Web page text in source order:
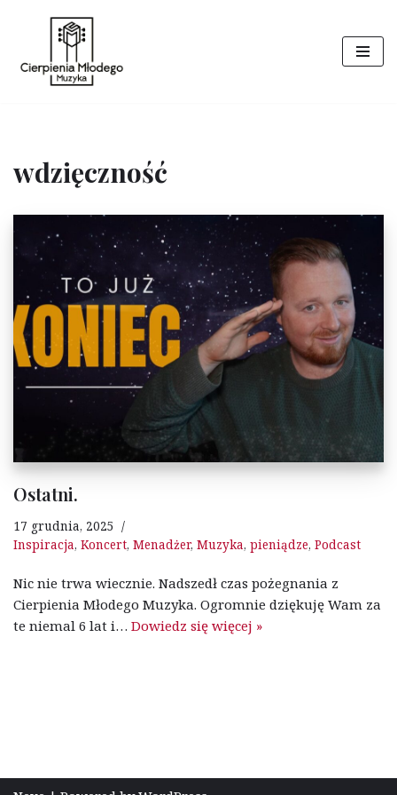
Przejdź
do
wdzięczność
Ostatni.
17 grudnia, 2025
Inspiracja, Koncert, Menadżer, Muzyka, pieniądze, Podcast
Nic nie trwa wiecznie. Nadszedł czas pożegnania z
Cierpienia Młodego Muzyka. Ogromnie dziękuję Wam za
te niemal 6 lat i… Dowiedz się więcej »